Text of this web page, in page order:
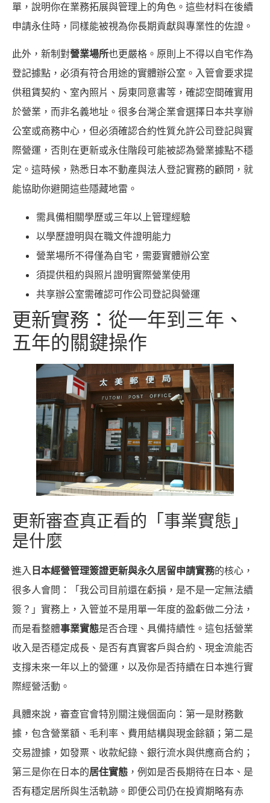
單，說明你在業務拓展與管理上的角色。這些材料在後續
申請永住時，同樣能被視為你長期貢獻與專業性的佐證。
此外，新制對營業場所也更嚴格。原則上不得以自宅作為
登記據點，必須有符合用途的實體辦公室。入管會要求提
供租賃契約、室內照片、房東同意書等，確認空間確實用
於營業，而非名義地址。很多台灣企業會選擇日本共享辦
公室或商務中心，但必須確認合約性質允許公司登記與實
際營運，否則在更新或永住階段可能被認為營業據點不穩
定。這時候，熟悉日本不動產與法人登記實務的顧問，就
能協助你避開這些隱藏地雷。
需具備相關學歷或三年以上管理經驗
以學歷證明與在職文件證明能力
營業場所不得僅為自宅，需要實體辦公室
須提供租約與照片證明實際營業使用
共享辦公室需確認可作公司登記與營運
更新實務：從一年到三年、
五年的關鍵操作
更新審查真正看的「事業實態」
是什麼
進入 日本經營管理簽證更新與永久居留申請實務的核心，
很多人會問：「我公司目前還在虧損，是不是一定無法續
簽？」實務上，入管並不是用單一年度的盈虧做二分法，
而是看整體事業實態是否合理、具備持續性。這包括營業
收入是否穩定成長、是否有真實客戶與合約、現金流能否
支撐未來一年以上的營運，以及你是否持續在日本進行實
際經營活動。
具體來說，審查官會特別關注幾個面向：第一是財務數
據，包含營業額、毛利率、費用結構與現金餘額；第二是
交易證據，如發票、收款紀錄、銀行流水與供應商合約；
第三是你在日本的居住實態 ，例如是否長期待在日本、是
否有穩定居所與生活軌跡。即便公司仍在投資期略有赤